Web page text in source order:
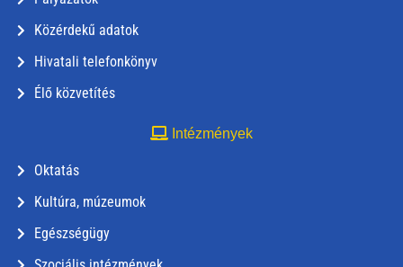
Közérdekű adatok
Hivatali telefonkönyv
Élő közvetítés
Intézmények
Oktatás
Kultúra, múzeumok
Egészségügy